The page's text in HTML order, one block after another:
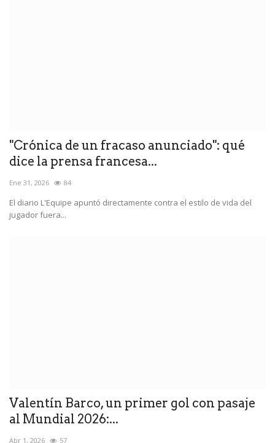
"Crónica de un fracaso anunciado": qué
dice la prensa francesa...
Ene 31, 2026 84
El diario L'Equipe apuntó directamente contra el estilo de vida del
jugador fuera...
Valentín Barco, un primer gol con pasaje
al Mundial 2026:...
Abr 1, 2026 57